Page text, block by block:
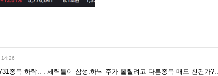
14:26
종목 하락.. . 세력들이 삼성.하닉 주가 올릴려고 다른종목 매도 친건가?..